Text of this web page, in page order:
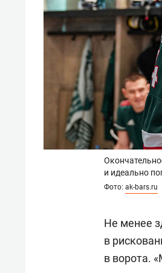
и идеально
Фото: ak-bars.ru
Не менее
в
в ворота.